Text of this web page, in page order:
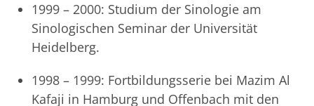
1999 – 2000: Studium der Sinologie am
Sinologischen Seminar der Universität
Heidelberg.
1998 – 1999: Fortbildungsserie bei Mazim Al
Kafaji in Hamburg und Offenbach mit den